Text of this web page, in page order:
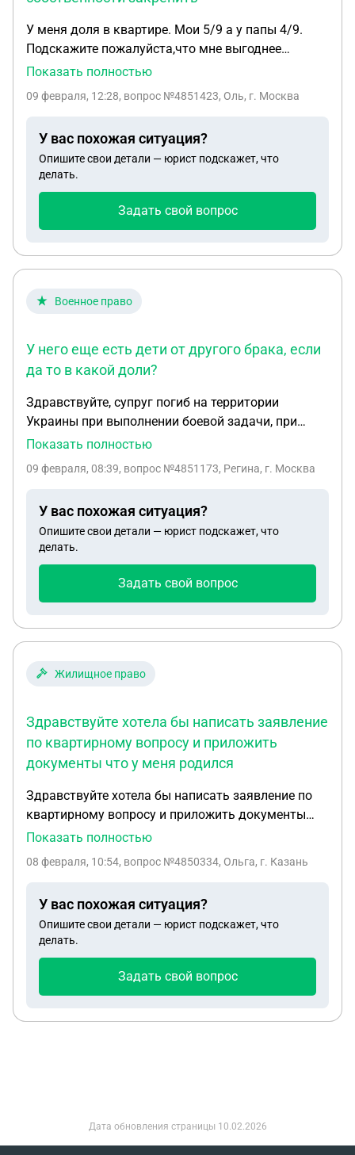
насколько правомерен данный отказ и что тогда
является независящей от меня причиной наличия
дохода ниже прожиточного минимума?
У меня доля в квартире. Мои 5/9 а у папы 4/9.
Подскажите пожалуйста,что мне выгоднее
сделать с долей. У папы будут наследники. Его
инвалид). Что мне то делать можно с этой долей.
пропишу детей. Что будет смогу ли я как то за
собой право собственности закрепить..я боюсь
что потом их прописать будет нельзя. И что
Показать полностью
09 февраля, 12:28, вопрос №4851423, Оль, г. Москва
У вас похожая ситуация?
Опишите свои детали — юрист подскажет, что
делать.
Задать свой вопрос
Военное право
У него еще есть дети от другого брака, если
да то в какой доли?
Здравствуйте, супруг погиб на территории
Украины при выполнении боевой задачи, при
заключении контракта ему выплатили почти два
долю от этой суммы? У него еще есть дети от
на которую пришла сумма находится у тети,
которая считает что детям она ничего не должна
Показать полностью
09 февраля, 08:39, вопрос №4851173, Регина, г. Москва
У вас похожая ситуация?
Опишите свои детали — юрист подскажет, что
делать.
Задать свой вопрос
Жилищное право
Здравствуйте хотела бы написать заявление
по квартирному вопросу и приложить
документы что у меня родился
Здравствуйте хотела бы написать заявление по
квартирному вопросу и приложить документы
что у меня родился ребенок ,но отец ребенка
как бы правильно его написать помогите
Показать полностью
08 февраля, 10:54, вопрос №4850334, Ольга, г. Казань
У вас похожая ситуация?
Опишите свои детали — юрист подскажет, что
делать.
Задать свой вопрос
Дата обновления страницы 10.02.2026